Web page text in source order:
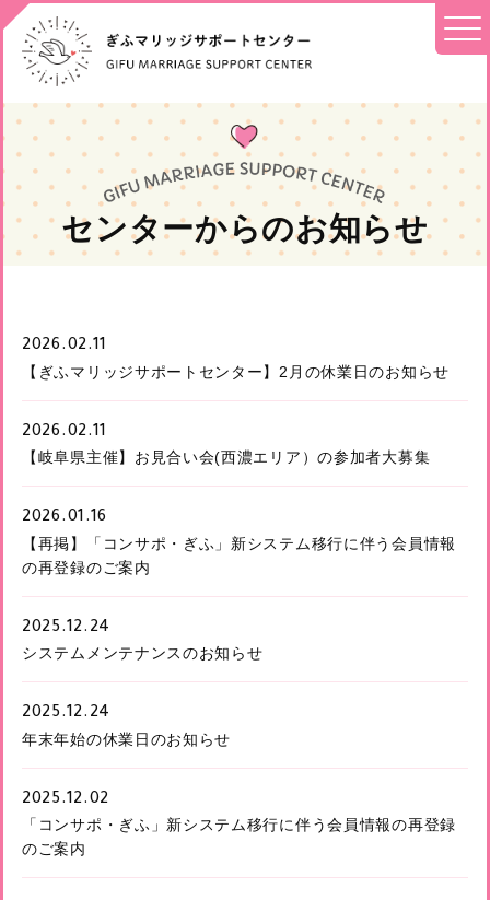
センターからのお知らせ
2026.02.11
【ぎふマリッジサポートセンター】2月の休業日のお知らせ
2026.02.11
【岐阜県主催】お見合い会(西濃エリア）の参加者大募集
2026.01.16
【再掲】「コンサポ・ぎふ」新システム移行に伴う会員情報
の再登録のご案内
2025.12.24
システムメンテナンスのお知らせ
2025.12.24
年末年始の休業日のお知らせ
2025.12.02
「コンサポ・ぎふ」新システム移行に伴う会員情報の再登録
のご案内